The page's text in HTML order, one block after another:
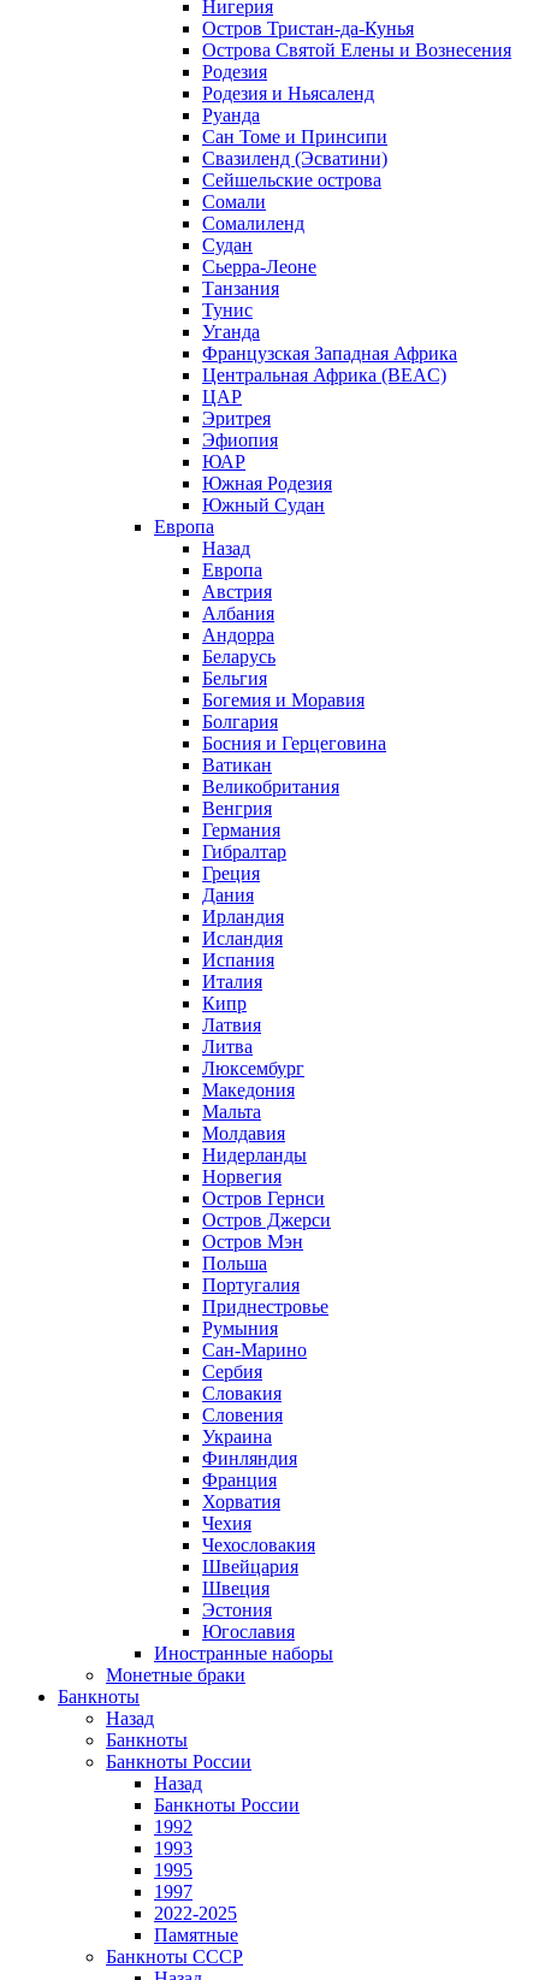
Нигерия
Остров Тристан-да-Кунья
Острова Святой Елены и Вознесения
Родезия
Родезия и Ньясаленд
Руанда
Сан Томе и Принсипи
Свазиленд (Эсватини)
Сейшельские острова
Сомали
Сомалиленд
Судан
Сьерра-Леоне
Танзания
Тунис
Уганда
Французская Западная Африка
Центральная Африка (BEAC)
ЦАР
Эритрея
Эфиопия
ЮАР
Южная Родезия
Южный Судан
Европа
Назад
Европа
Австрия
Албания
Андорра
Беларусь
Бельгия
Богемия и Моравия
Болгария
Босния и Герцеговина
Ватикан
Великобритания
Венгрия
Германия
Гибралтар
Греция
Дания
Ирландия
Исландия
Испания
Италия
Кипр
Латвия
Литва
Люксембург
Македония
Мальта
Молдавия
Нидерланды
Норвегия
Остров Гернси
Остров Джерси
Остров Мэн
Польша
Португалия
Приднестровье
Румыния
Сан-Марино
Сербия
Словакия
Словения
Украина
Финляндия
Франция
Хорватия
Чехия
Чехословакия
Швейцария
Швеция
Эстония
Югославия
Иностранные наборы
Монетные браки
Банкноты
Назад
Банкноты
Банкноты России
Назад
Банкноты России
1992
1993
1995
1997
2022-2025
Памятные
Банкноты СССР